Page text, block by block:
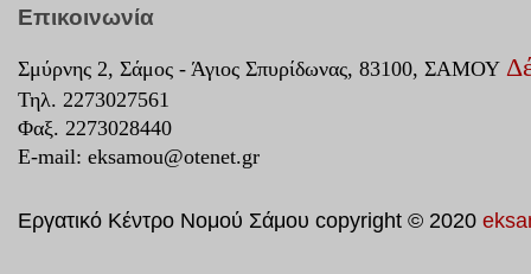
Επικοινωνία
Σμύρνης 2, Σάμος - Άγιος Σπυρίδωνας, 83100, ΣΑΜΟΥ
Τηλ. 2273027561
Φαξ. 2273028440
E-mail: eksamou@otenet.gr
Εργατικό Κέντρο Νομού Σάμου copyright © 2020